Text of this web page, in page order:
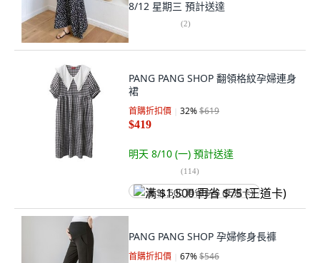
8/12 星期三 預計送達
(2)
PANG PANG SHOP 翻領格紋孕婦連身
裙
首購折扣價 32%$619
$419
明天 8/10 (一) 預計送達
(114)
满 $1,500 再省 $75 (王道卡)
PANG PANG SHOP 孕婦修身長褲
首購折扣價 67%$546